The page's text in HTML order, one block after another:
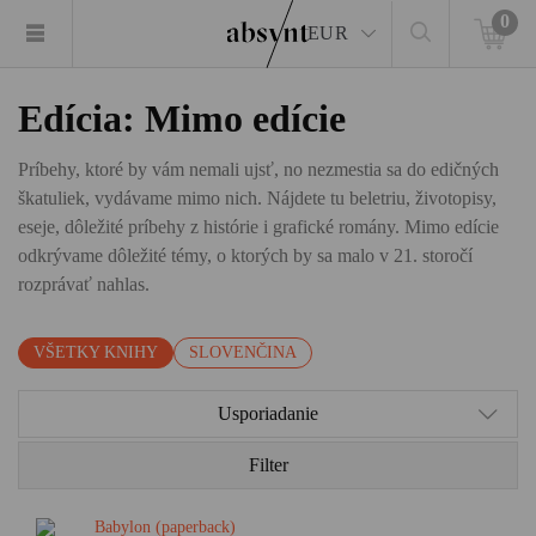
EUR
0
Edícia: Mimo edície
Príbehy, ktoré by vám nemali ujsť, no nezmestia sa do edičných
škatuliek, vydávame mimo nich. Nájdete tu beletriu, životopisy,
eseje, dôležité príbehy z histórie i grafické romány. Mimo edície
odkrývame dôležité témy, o ktorých by sa malo v 21. storočí
rozprávať nahlas.
VŠETKY KNIHY SLOVENČINA
Usporiadanie
Filter